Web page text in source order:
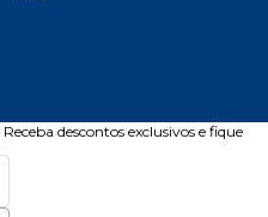
Receba descontos exclusivos e fique